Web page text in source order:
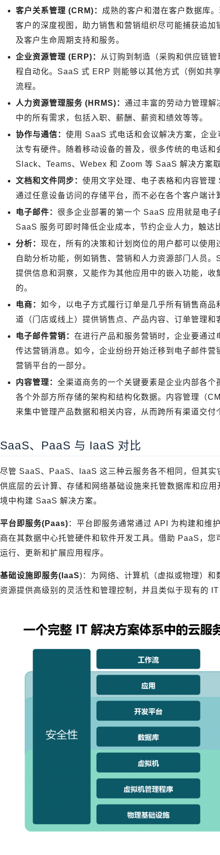
客户关系管理 (CRM)： 成熟的客户和潜在客户数据库
客户的深度视图，助力销售和营销组织尽可能捕获追
及客户生命周期支持和服务。
企业资源管理 (ERP)：
从订购到制造（采购和供应链
程自动化。SaaS 式 ERP 则能够以其他方式（例如共
流程。
人力资源管理服务 (HRMS)： 通过丰富的劳动力管理
中的所有需求，包括入职、薪酬、薪资和绩效等等。
协作与通信： 使用 SaaS 式电话和会议解决方案，企
汰专有硬件。随着移动设备的普及，很多传统的电话
Slack、Teams、Webex 和 Zoom 等 SaaS 解决方案
文档和文件同步： 使用文字处理、电子表格和内容管
通过任意设备访问的存储平台，而不必在各个客户端
电子邮件： 很多企业部署的第一个 SaaS 应用就是电
SaaS 服务可即时降低企业成本，节约企业人力，触达
分析： 现在，所有的决策和计划岗位的用户都可以使
自助分析功能，例如销售、营销和人力资源部门人员
提供信息和洞察，又能作为其他应用中的嵌入功能，
的。
电商： 如今，以电子方式履行订单是几乎所有销售商
道（门店或线上）提供销售点、产品内容、订单管理
电子邮件营销： 在进行产品和服务营销时，企业要通
传达营销消息。如今，企业纷纷开始迁移到电子邮件
营销平台的一部分。
内容管理： 全渠道商务的一个关键要素是企业内部各
各个外部方所存储的架构和结构化数据。内容管理（
来集中管理产品数据和相关内容，从而跨所有渠道交付
SaaS、PaaS 与 IaaS 对比
尽管 SaaS、PaaS、IaaS 这三种云服务各不相同，但其
供底层的云计算、存储和网络基础设施来托管数据库和应
境中构建 SaaS 解决方案。
平台即服务(Paas) ：平台即服务通常通过 API 为构建和维
商在其数据中心托管硬件和软件开发工具。借助 PaaS，
运行、更新和扩展应用程序。
基础设施即服务(IaaS)：为网络、计算机（虚拟或物理）
资源提供高级别的灵活性和管理控制，并且类似于现有的